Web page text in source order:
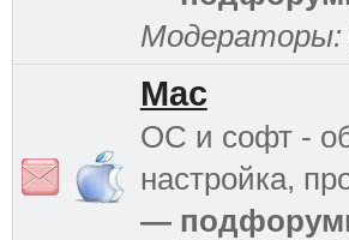
Модераторы:
Mac
ОС и софт -
настройка,
—